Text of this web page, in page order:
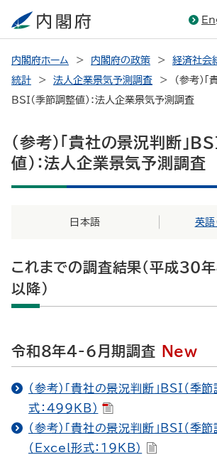
内閣府ホーム 内閣府の政策 経済社会
統計
法人企業景気予測調査
（参考）
BSI（季節調整値）：法人企業景気予測調査
（参考）「貴社の景況判断」
値）：法人企業景気予測調査
日本語 英
これまでの調査結果(平成30
以降）
令和8年4-6月期調査 New
（参考）「貴社の景況判断」BSI（季
式：499KB）
（参考）「貴社の景況判断」BSI（季
（Excel形式：19KB）